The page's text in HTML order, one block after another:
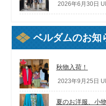
2026年6月30日
ベルダムのお知
秋物入荷！
2023年9月25日
夏のお洋服、小